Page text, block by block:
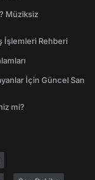
Müziksiz
İşlemleri Rehberi
İçin Güncel San
mi?